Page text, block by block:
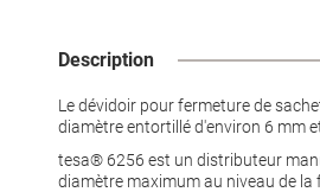
Description
Le dévidoir pour fermeture de
diamètre entortillé d'environ 6 mm
tesa® 6256 est un distributeur
diamètre maximum au niveau de